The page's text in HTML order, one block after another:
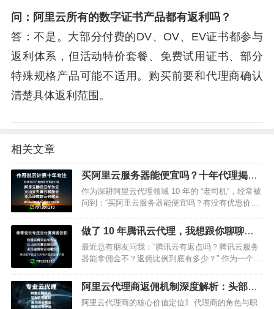
问：阿里云所有的数字证书产品都有返利吗？
答：不是。大部分付费的DV、OV、EV证书都参与
返利体系，但活动特价套餐、免费试用证书、部分
特殊规格产品可能不适用。购买前要和代理商确认
清楚具体返利范围。
相关文章
买阿里云服务器能便宜吗？十年代理揭秘
3 大省钱攻略！
作为深耕阿里云代理领域 10 年的 “老司机”，经常被
问到：“买阿里云服务器能便宜吗？有没有优惠价
宜，选对渠道还能省一大笔！ 这篇文章带你解锁阿
里云服务…
做了 10 年腾讯云代理，我想跟你聊聊返
佣那些事儿​
最近总有朋友问我：“腾讯云有返点吗？腾讯云服务
器能拿佣金不？返佣比例到底有多少？” 作为一个在
来跟大家好好…
阿里云代理商返佣机制深度解析：头部代
理优势与企业合作策略
阿里云代理商的核心价值定位1. 代理商的角色与职